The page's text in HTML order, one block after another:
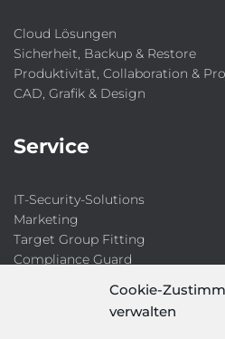
Cookie-
verwalten
Cloud Lösungen
Sicherheit, Backup & Restore
Produktivität, Collaboration &
CAD, Grafik & Design
Service
IT-Security-Solutions
Marketing
Target Group Fitting
Compliance Guard